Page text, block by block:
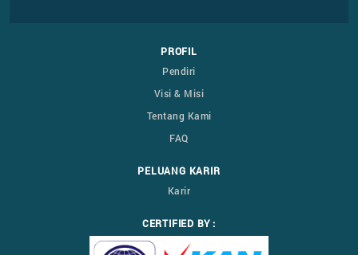
PROFIL
Pendiri
Visi & Misi
Tentang Kami
FAQ
PELUANG KARIR
Karir
CERTIFIED BY :